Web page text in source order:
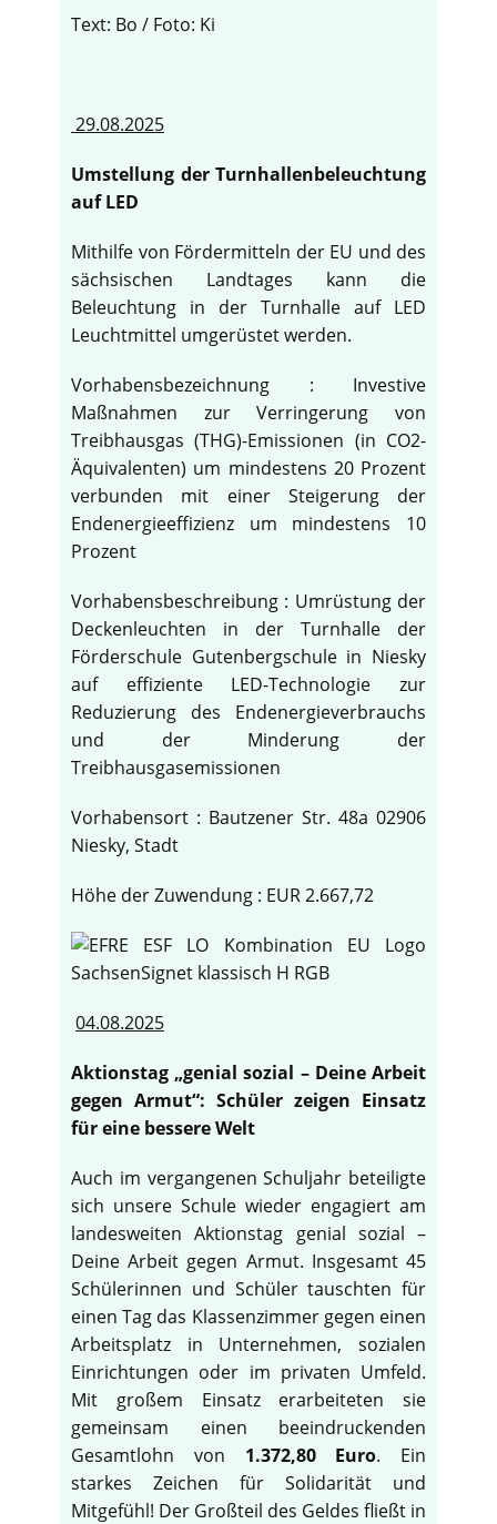
Text: Bo / Foto: Ki
29.08.2025
Umstellung der Turnhallenbeleuchtung
auf LED
Mithilfe von Fördermitteln der EU und des
sächsischen Landtages kann die
Beleuchtung in der Turnhalle auf LED
Leuchtmittel umgerüstet werden.
Vorhabensbezeichnung : Investive
Maßnahmen zur Verringerung von
Treibhausgas (THG)-Emissionen (in CO2-
Äquivalenten) um mindestens 20 Prozent
verbunden mit einer Steigerung der
Endenergieeffizienz um mindestens 10
Prozent
Vorhabensbeschreibung : Umrüstung der
Deckenleuchten in der Turnhalle der
Förderschule Gutenbergschule in Niesky
auf effiziente LED-Technologie zur
Reduzierung des Endenergieverbrauchs
und der Minderung der
Treibhausgasemissionen
Vorhabensort : Bautzener Str. 48a 02906
Niesky, Stadt
Höhe der Zuwendung : EUR 2.667,72
04.08.2025
Aktionstag „genial sozial – Deine Arbeit
gegen Armut“: Schüler zeigen Einsatz
für eine bessere Welt
Auch im vergangenen Schuljahr beteiligte
sich unsere Schule wieder engagiert am
landesweiten Aktionstag genial sozial –
Deine Arbeit gegen Armut. Insgesamt 45
Schülerinnen und Schüler tauschten für
einen Tag das Klassenzimmer gegen einen
Arbeitsplatz in Unternehmen, sozialen
Einrichtungen oder im privaten Umfeld.
Mit großem Einsatz erarbeiteten sie
gemeinsam einen beeindruckenden
Gesamtlohn von 1.372,80 Euro. Ein
starkes Zeichen für Solidarität und
Mitgefühl! Der Großteil des Geldes fließt in